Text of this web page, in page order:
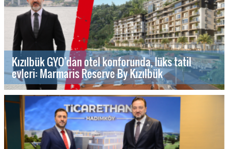
Kızılbük GYO’dan otel konforunda, lüks tatil
evleri: Marmaris Reserve By Kızılbük